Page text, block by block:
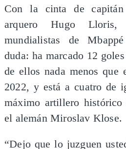
Con la cinta de
arquero Hugo Lloris,
mundialistas de
duda: ha marcado 12
de ellos nada menos que
2022, y está a cuatro de
máximo artillero histórico
el alemán Miroslav Klose.
“Dejo que lo juzguen